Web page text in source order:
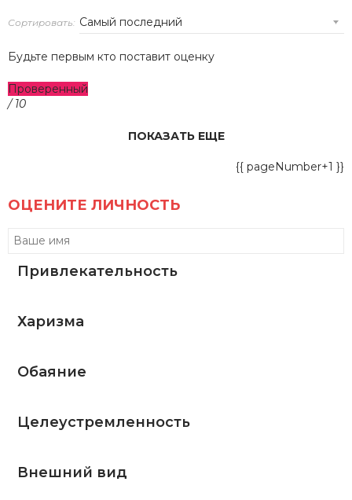
Сортировать:
Будьте первым кто поставит оценку
Проверенный
/ 10
ПОКАЗАТЬ ЕЩЕ
{{ pageNumber+1 }}
ОЦЕНИТЕ ЛИЧНОСТЬ
Привлекательность
Харизма
Обаяние
Целеустремленность
Внешний вид